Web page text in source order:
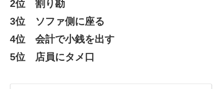
2位 割り勘
3位 ソファ側に座る
4位 会計で小銭を出す
5位 店員にタメ口